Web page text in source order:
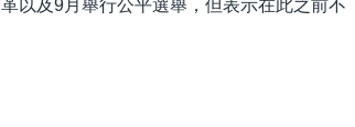
以及9月舉行公平選舉，但表示在此之前不